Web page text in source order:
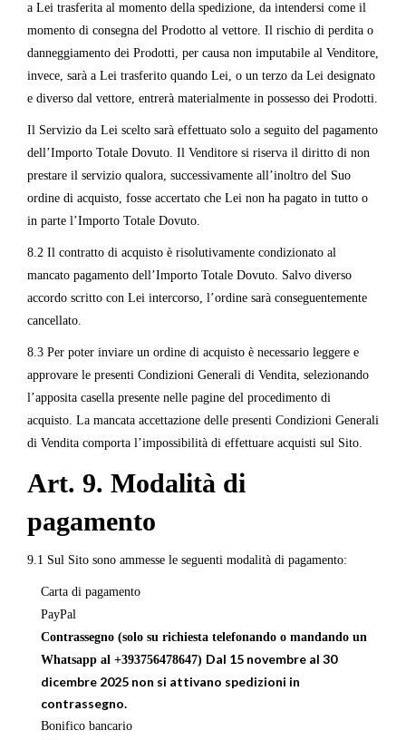
a Lei trasferita al momento della spedizione, da intendersi come il
momento di consegna del Prodotto al vettore. Il rischio di perdita o
danneggiamento dei Prodotti, per causa non imputabile al Venditore,
invece, sarà a Lei trasferito quando Lei, o un terzo da Lei designato
e diverso dal vettore, entrerà materialmente in possesso dei Prodotti.
Il Servizio da Lei scelto sarà effettuato solo a seguito del pagamento
dell’Importo Totale Dovuto. Il Venditore si riserva il diritto di non
prestare il servizio qualora, successivamente all’inoltro del Suo
ordine di acquisto, fosse accertato che Lei non ha pagato in tutto o
in parte l’Importo Totale Dovuto.
8.2 Il contratto di acquisto è risolutivamente condizionato al
mancato pagamento dell’Importo Totale Dovuto. Salvo diverso
accordo scritto con Lei intercorso, l’ordine sarà conseguentemente
cancellato.
8.3 Per poter inviare un ordine di acquisto è necessario leggere e
approvare le presenti Condizioni Generali di Vendita, selezionando
l’apposita casella presente nelle pagine del procedimento di
acquisto. La mancata accettazione delle presenti Condizioni Generali
di Vendita comporta l’impossibilità di effettuare acquisti sul Sito.
Art. 9. Modalità di
pagamento
9.1 Sul Sito sono ammesse le seguenti modalità di pagamento:
Carta di pagamento
PayPal
Contrassegno (solo su richiesta telefonando o mandando un
Whatsapp al +393756478647) Dal 15 novembre al 30
dicembre 2025 non si attivano spedizioni in
contrassegno.
Bonifico bancario